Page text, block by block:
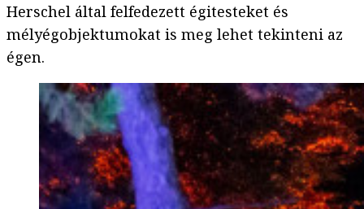
Herschel által felfedezett égitesteket és
mélyégobjektumokat is meg lehet tekinteni az
égen.